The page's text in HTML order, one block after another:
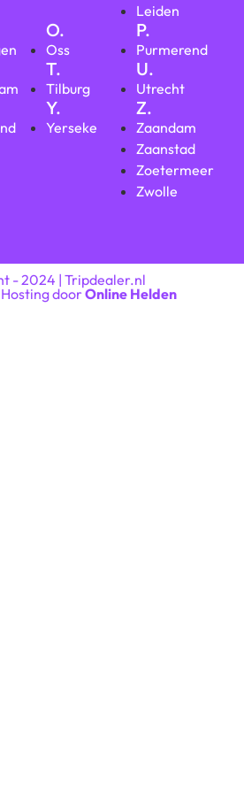
Leiden
O.
Oss
P.
Purmerend
T.
Tilburg
U.
Utrecht
Y.
Yerseke
Z.
Zaandam
Zaanstad
Zoetermeer
Zwolle
- 2024 | Tripdealer.nl
doorOnline Helden